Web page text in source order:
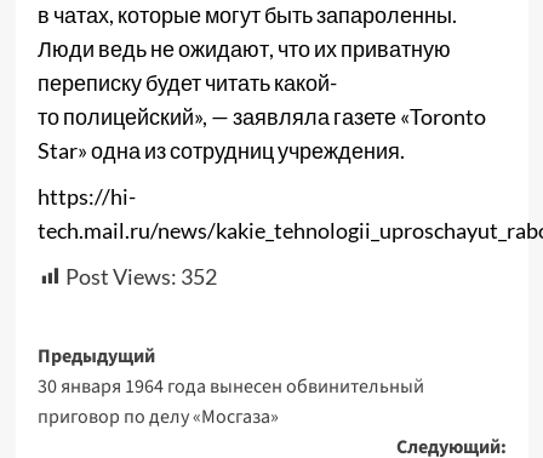
в чатах, которые могут быть запароленны.
Люди ведь не ожидают, что их приватную
переписку будет читать какой-
то полицейский», — заявляла газете «Toronto
Star» одна из сотрудниц учреждения.
https://hi-
tech.mail.ru/news/
Post Views: 352
Навигация
записи
Предыдущий
30 января 1964 года вынесен обвинительный
приговор по делу «Мосгаза»
Следующий: